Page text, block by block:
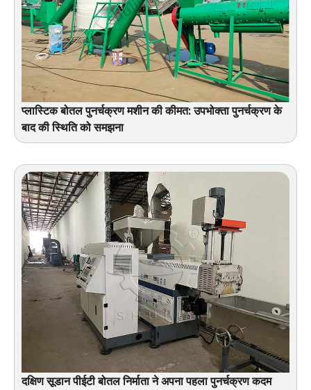
प्लास्टिक बोतल पुनर्चक्रण मशीन की कीमत: उपभोक्ता पुनर्चक्रण के
बाद की स्थिति को समझना
दक्षिण सूडान पीईटी बोतल निर्माता ने अपना पहला पुनर्चक्रण कदम